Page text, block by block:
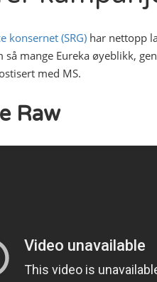
konsernet (SRG)har nettopp
mange Eureka øyeblikk,
med MS.
Raw